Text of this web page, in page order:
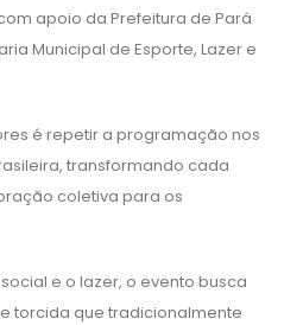
apoio da Prefeitura de Pará
Municipal de Esporte, Lazer e
é repetir a programação nos
transformando cada
coletiva para os
e o lazer, o evento busca
torcida que tradicionalmente